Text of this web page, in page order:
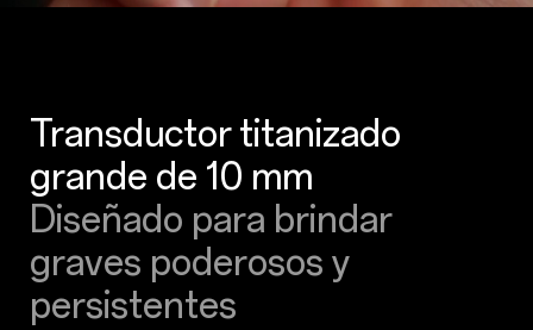
Transductor titanizado
grande de 10 mm
Diseñado para brindar
graves poderosos y
persistentes